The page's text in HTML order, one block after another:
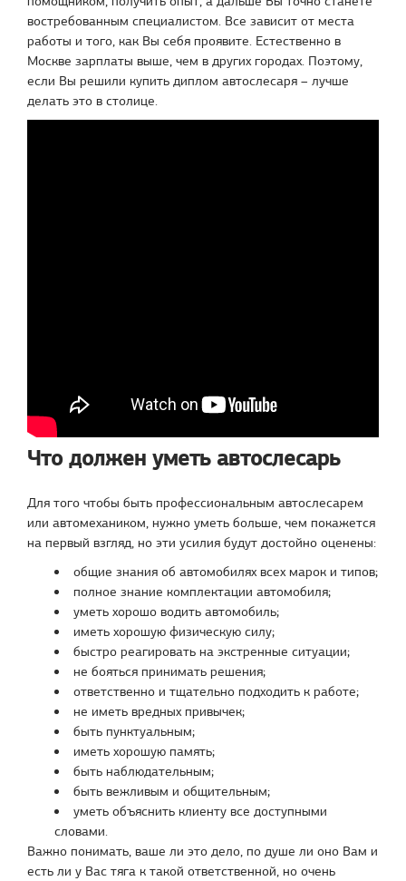
востребованным специалистом. Все зависит от места
работы и того, как Вы себя проявите. Естественно в
Москве зарплаты выше, чем в других городах. Поэтому,
если Вы решили купить диплом автослесаря – лучше
делать это в столице.
Что должен уметь автослесарь
Для того чтобы быть профессиональным автослесарем
или автомехаником, нужно уметь больше, чем покажется
на первый взгляд, но эти усилия будут достойно оценены:
общие знания об автомобилях всех марок и типов;
полное знание комплектации автомобиля;
уметь хорошо водить автомобиль;
иметь хорошую физическую силу;
быстро реагировать на экстренные ситуации;
не бояться принимать решения;
ответственно и тщательно подходить к работе;
не иметь вредных привычек;
быть пунктуальным;
иметь хорошую память;
быть наблюдательным;
быть вежливым и общительным;
уметь объяснить клиенту все доступными
словами.
Важно понимать, ваше ли это дело, по душе ли оно Вам и
есть ли у Вас тяга к такой ответственной, но очень